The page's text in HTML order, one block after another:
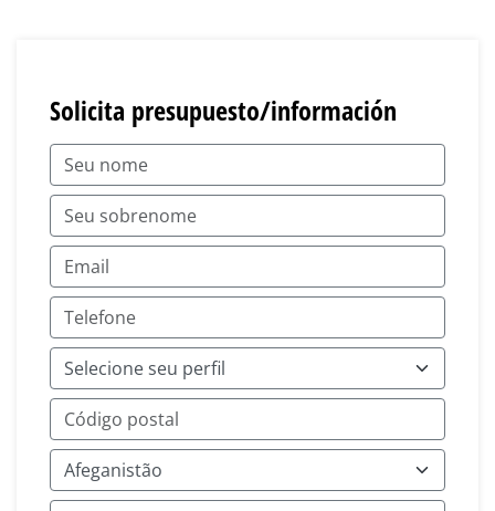
Solicita presupuesto/información